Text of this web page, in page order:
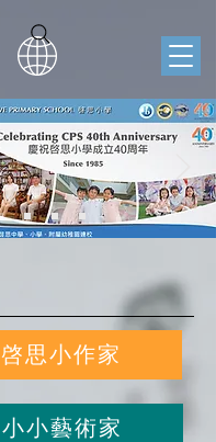
啓思小作家
小小藝術家